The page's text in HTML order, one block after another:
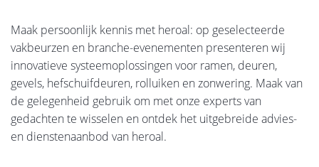
Maak persoonlijk kennis met heroal: op geselecteerde
vakbeurzen en branche-evenementen presenteren wij
innovatieve systeemoplossingen voor ramen, deuren,
gevels, hefschuifdeuren, rolluiken en zonwering. Maak van
de gelegenheid gebruik om met onze experts van
gedachten te wisselen en ontdek het uitgebreide advies-
en dienstenaanbod van heroal.